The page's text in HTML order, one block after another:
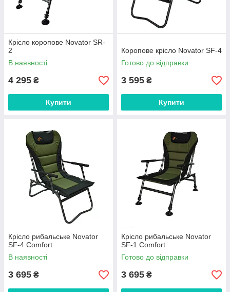
Крісло коропове Novator SR-
2
В наявності
4 295 ₴
Купити
Коропове крісло Novator SF-4
Готово до відправки
3 595 ₴
Купити
Крісло рибальське Novator
SF-4 Comfort
В наявності
3 695 ₴
Крісло рибальське Novator
SF-1 Comfort
Готово до відправки
3 695 ₴